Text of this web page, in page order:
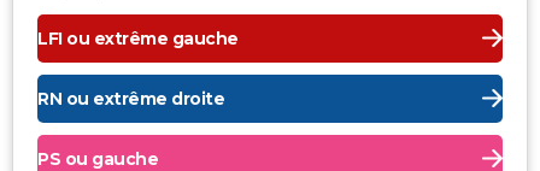
LFI ou extrême gauche
RN ou extrême droite
PS ou gauche